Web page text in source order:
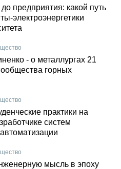
предприятия: какой путь
электроэнергетики
- о металлургах 21
горных
практики на
систем
мысль в эпоху